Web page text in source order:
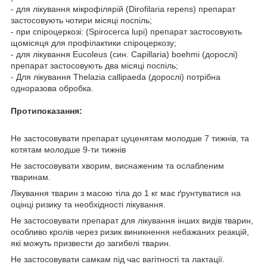
- для лікування мікрофілярій (Dirofilaria repens) препарат
застосовують чотири місяці поспіль;
- при спіроцеркозі: (Spirocerca lupi) препарат застосовують
щомісяця для профілактики спіроцеркозу;
- для лікування Eucoleus (син. Capillaria) boehmi (дорослі)
препарат застосовують два місяці поспіль;
- Для лікування Thelazia callipaeda (дорослі) потрібна
одноразова обробка.
Протипоказання:
Не застосовувати препарат цуценятам молодше 7 тижнів, та
котятам молодше 9-ти тижнів
Не застосовувати хворим, виснаженим та ослабленим
тваринам.
Лікування тварин з масою тіла до 1 кг має ґрунтуватися на
оцінці ризику та необхідності лікування.
Не застосовувати препарат для лікування інших видів тварин,
особливо кролів через ризик виникнення небажаних реакцій,
які можуть призвести до загибелі тварин.
Не застосовувати самкам під час вагітності та лактації.